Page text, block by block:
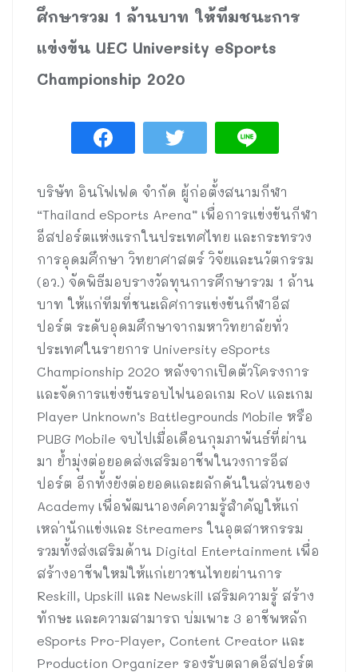
ศึกษารวม 1 ล้านบาท ให้ทีมชนะการ
แข่งขัน UEC University eSports
Championship 2020
บริษัท อินโฟเฟด จำกัด ผู้ก่อตั้งสนามกีฬา
“Thailand eSports Arena” เพื่อการแข่งขันกีฬา
อีสปอร์ตแห่งแรกในประเทศไทย และกระทรวง
การอุดมศึกษา วิทยาศาสตร์ วิจัยและนวัตกรรม
(อว.) จัดพิธีมอบรางวัลทุนการศึกษารวม 1 ล้าน
บาท ให้แก่ทีมที่ชนะเลิศการแข่งขันกีฬาอีส
ปอร์ต ระดับอุดมศึกษาจากมหาวิทยาลัยทั่ว
ประเทศในรายการ University eSports
Championship 2020 หลังจากเปิดตัวโครงการ
และจัดการแข่งขันรอบไฟนอลเกม RoV และเกม
Player Unknown’s Battlegrounds Mobile หรือ
PUBG Mobile จบไปเมื่อเดือนกุมภาพันธ์ที่ผ่าน
มา ย้ำมุ่งต่อยอดส่งเสริมอาชีพในวงการอีส
ปอร์ต อีกทั้งยังต่อยอดและผลักดันในส่วนของ
Academy เพื่อพัฒนาองค์ความรู้สำคัญให้แก่
เหล่านักแข่งและ Streamers ในอุตสาหกรรม
รวมทั้งส่งเสริมด้าน Digital Entertainment เพื่อ
สร้างอาชีพใหม่ให้แก่เยาวชนไทยผ่านการ
Reskill, Upskill และ Newskill เสริมความรู้ สร้าง
ทักษะ และความสามารถ บ่มเพาะ 3 อาชีพหลัก
eSports Pro-Player, Content Creator และ
Production Organizer รองรับตลาดอีสปอร์ต